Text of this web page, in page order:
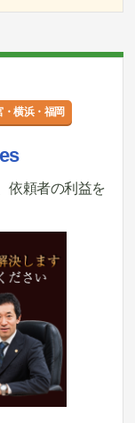
横浜・福岡
依頼者の利益を